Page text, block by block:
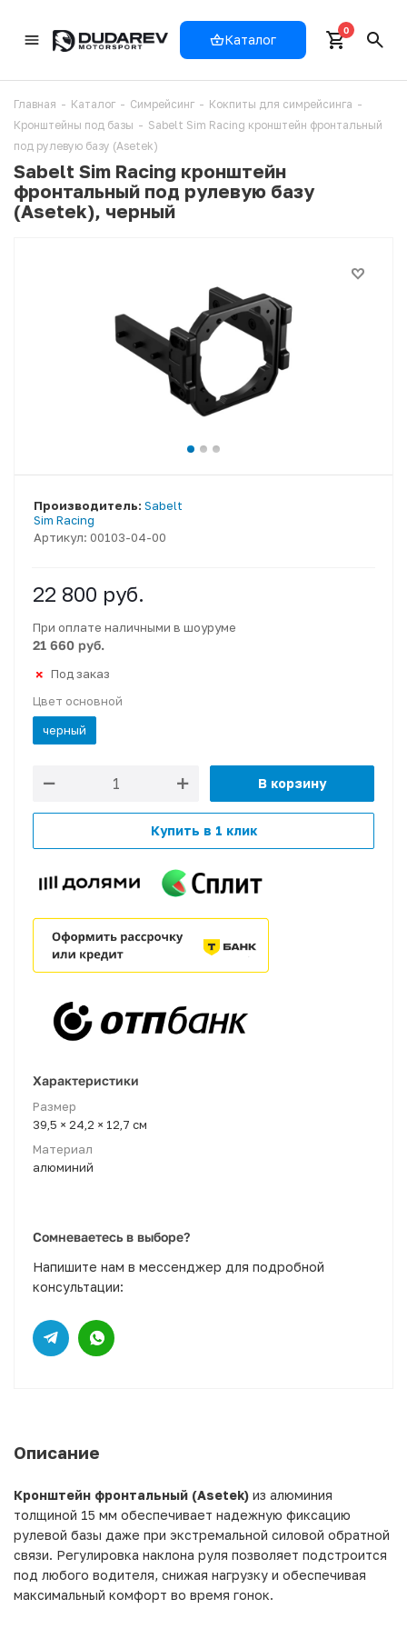
Каталог
0
Главная - Каталог - Симрейсинг - Кокпиты для симрейсинга -
Кронштейны под базы - Sabelt Sim Racing кронштейн фронтальный
под рулевую базу (Asetek)
Sabelt Sim Racing кронштейн
фронтальный под рулевую базу
(Asetek), черный
Артикул: 00103-04-00
Производитель: Sabelt
Sim Racing
22 800 руб.
При оплате наличными в шоуруме
21 660 руб.
Под заказ
Цвет основной
черный
В корзину
Купить в 1 клик
Характеристики
Размер
39,5 × 24,2 × 12,7 см
Материал
алюминий
Сомневаетесь в выборе?
Напишите нам в мессенджер для подробной
консультации:
Описание
Кронштейн фронтальный (Asetek) из алюминия
толщиной 15 мм обеспечивает надежную фиксацию
рулевой базы даже при экстремальной силовой обратной
связи. Регулировка наклона руля позволяет подстроится
под любого водителя, снижая нагрузку и обеспечивая
максимальный комфорт во время гонок.